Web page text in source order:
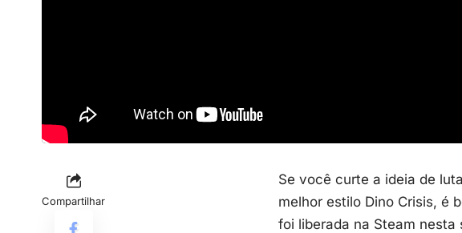
Compartilhar
Se você curte a ideia de
melhor estilo Dino Crisis, é
foi liberada na Steam